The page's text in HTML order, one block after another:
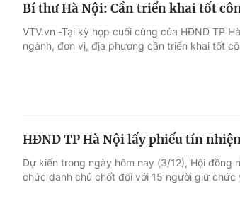
Bí thư Hà Nội: Cần triển khai tốt
VTV.vn -Tại kỳ họp cuối cùng của HĐND TP
ngành, đơn vị, địa phương cần triển khai tốt
HĐND TP Hà Nội lấy phiếu tín
Dự kiến trong ngày hôm nay (3/12), Hội đồng
chức danh chủ chốt đối với 15 người giữ chức